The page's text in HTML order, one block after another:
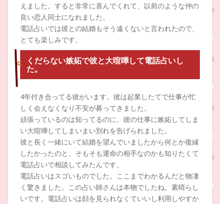
えました。すると非常に喜んでくれて、以前のような仲の
良い恋人同士になれました。
電話占いでは彼との結婚もそう遠くないと言われたので、
とても楽しみです。
くだらない嫉妬で彼と大喧嘩して電話占いし
た。
4年付き合ってる彼がいます。彼は起業したてで仕事が忙
しく会えなくなり不安が募ってきました。
頑張っているのは知ってるのに、彼の仕事に嫉妬してしま
い大喧嘩してしまいまい別れを告げられました。
彼と長く一緒にいて結婚を望んでいましたから何とか復縁
したかったのと、そもそも運命の相手なのかも知りたくて
電話占いで相談してみたんです。
電話占いはスゴいものでした。ここまでわかるんだと物凄
く驚きました。この占い師さんは本物でしたね。素晴らし
いです。電話占いは顔を見られなくていいし利用しやすか